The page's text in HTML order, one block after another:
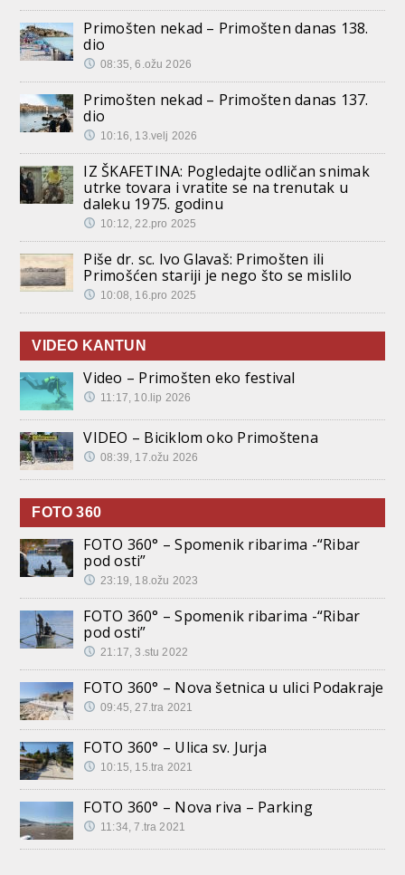
Primošten nekad – Primošten danas 138.
dio
08:35, 6.ožu 2026
Primošten nekad – Primošten danas 137.
dio
10:16, 13.velj 2026
IZ ŠKAFETINA: Pogledajte odličan snimak
utrke tovara i vratite se na trenutak u
daleku 1975. godinu
10:12, 22.pro 2025
Piše dr. sc. Ivo Glavaš: Primošten ili
Primošćen stariji je nego što se mislilo
10:08, 16.pro 2025
VIDEO KANTUN
Video – Primošten eko festival
11:17, 10.lip 2026
VIDEO – Biciklom oko Primoštena
08:39, 17.ožu 2026
FOTO 360
FOTO 360° – Spomenik ribarima -“Ribar
pod osti”
23:19, 18.ožu 2023
FOTO 360° – Spomenik ribarima -“Ribar
pod osti”
21:17, 3.stu 2022
FOTO 360° – Nova šetnica u ulici Podakraje
09:45, 27.tra 2021
FOTO 360° – Ulica sv. Jurja
10:15, 15.tra 2021
FOTO 360° – Nova riva – Parking
11:34, 7.tra 2021